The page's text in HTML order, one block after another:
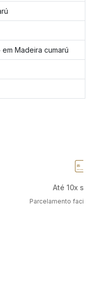
Madeira cumarú
Até 10x
Parcelamento